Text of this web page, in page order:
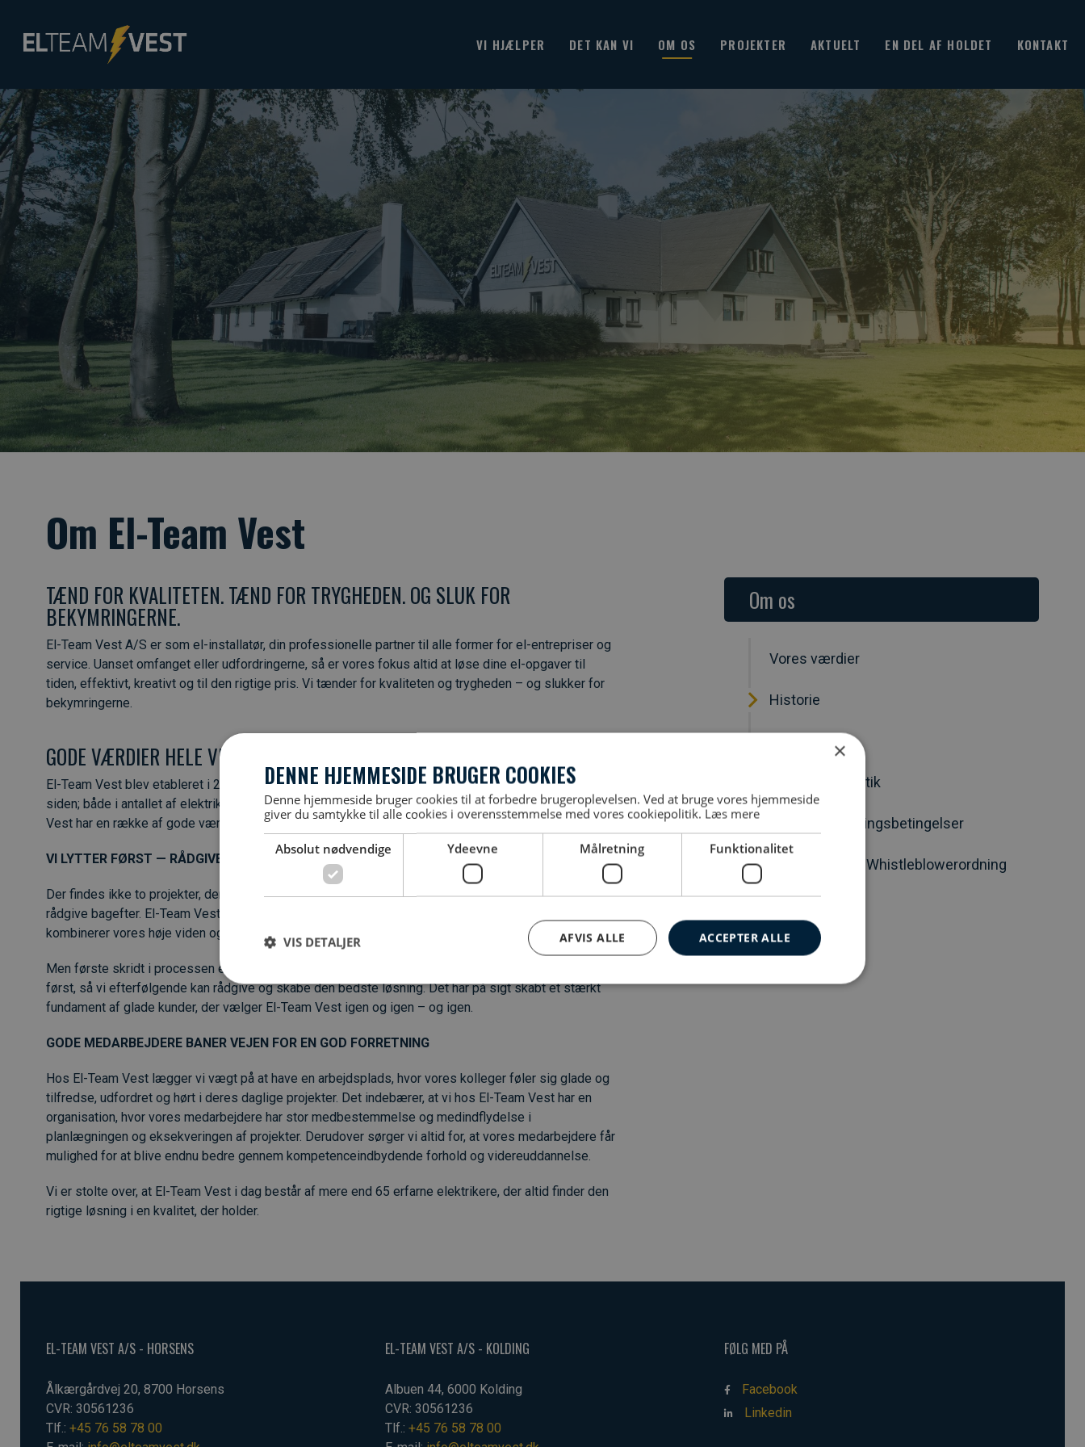
VI HJÆLPER DET KAN VI OM OS PROJEKTER AKTUELT EN DEL AF HOLDET KONTAKT
Om El-Team Vest
TÆND FOR KVALITETEN. TÆND FOR TRYGHEDEN. OG SLUK FOR
BEKYMRINGERNE.
El-Team Vest A/S er som el-installatør, din professionelle partner til alle former for el-entrepriser og
service. Uanset omfanget eller udfordringerne, så er vores fokus altid at løse dine el-opgaver til
tiden, effektivt, kreativt og til den rigtige pris. Vi tænder for kvaliteten og trygheden – og slukker for
bekymringerne.
GODE VÆRDIER HELE VEJEN IGENNEM
El-Team Vest blev etableret i 2008 som el-installatør virksomhed, og vi har haft god vækst lige
siden; både i antallet af elektrikere og i antallet af tilfredse kunder. Det bunder i, at vi hos El-Team
Vest har en række af gode værdier, som vi gør brug af hele vejen rundt i vores organisation.
VI LYTTER FØRST — RÅDGIVER BAGEFTER
Der findes ikke to projekter, der er 1:1. Derfor er vores ypperste kompetence altid, at lytte først – og
rådgive bagefter. El-Team Vest har mange års erfaringer med skræddersyede løsninger, hvor vi
kombinerer vores høje viden og kompencer med godt håndværk.
Men første skridt i processen er altid, at vi sørger for at lytte til vores kunders udfordringer og behov
først, så vi efterfølgende kan rådgive og skabe den bedste løsning. Det har på sigt skabt et stærkt
fundament af glade kunder, der vælger El-Team Vest igen og igen – og igen.
GODE MEDARBEJDERE BANER VEJEN FOR EN GOD FORRETNING
Hos El-Team Vest lægger vi vægt på at have en arbejdsplads, hvor vores kolleger føler sig glade og
tilfredse, udfordret og hørt i deres daglige projekter. Det indebærer, at vi hos El-Team Vest har en
organisation, hvor vores medarbejdere har stor medbestemmelse og medindflydelse i
planlægningen og eksekveringen af projekter. Derudover sørger vi altid for, at vores medarbejdere får
mulighed for at blive endnu bedre gennem kompetenceindbydende forhold og videreuddannelse.
Vi er stolte over, at El-Team Vest i dag består af mere end 65 erfarne elektrikere, der altid finder den
rigtige løsning i en kvalitet, der holder.
Om os
Vores værdier
Historie
Cookiepolitik
Persondatapolitik
Salgs‐ og leveringsbetingelser
El-Team Vests Whistleblowerordning
EL-TEAM VEST A/S - HORSENS
Ålkærgårdvej 20, 8700 Horsens
CVR: 30561236
Tlf.: +45 76 58 78 00
EL-TEAM VEST A/S - KOLDING
Albuen 44, 6000 Kolding
CVR: 30561236
Tlf.: +45 76 58 78 00
FØLG MED PÅ
Facebook
Linkedin
×
DENNE HJEMMESIDE BRUGER COOKIES
Denne hjemmeside bruger cookies til at forbedre brugeroplevelsen. Ved at bruge vores hjemmeside
giver du samtykke til alle cookies i overensstemmelse med vores cookiepolitik. Læs mere
Absolut nødvendige Ydeevne Målretning Funktionalitet
ACCEPTER ALLE
AFVIS ALLE
VIS DETALJER